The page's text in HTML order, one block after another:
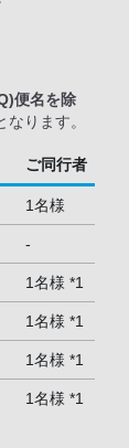
便名を除
ります。
ご同行者
1名様
-
1名様 *1
1名様 *1
1名様 *1
1名様 *1